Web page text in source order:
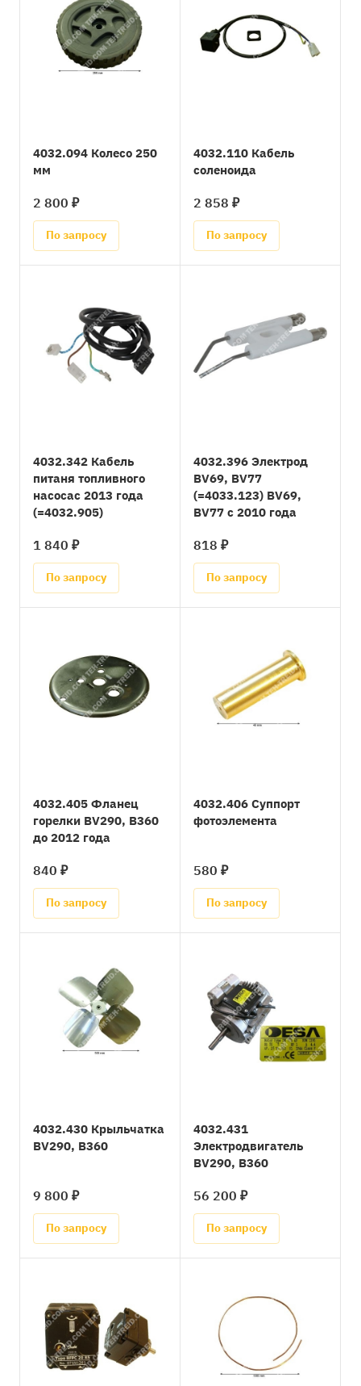
4032.094 Колесо 250
мм
2 800 ₽
По запросу
4032.110 Кабель
соленоида
2 858 ₽
По запросу
4032.342 Кабель
питаня топливного
насосас 2013 года
(=4032.905)
1 840 ₽
По запросу
4032.396 Электрод
BV69, BV77
(=4033.123) BV69,
BV77 с 2010 года
818 ₽
По запросу
4032.405 Фланец
горелки BV290, B360
до 2012 года
840 ₽
По запросу
4032.406 Суппорт
фотоэлемента
580 ₽
По запросу
4032.430 Крыльчатка
BV290, B360
9 800 ₽
По запросу
4032.431
Электродвигатель
BV290, B360
56 200 ₽
По запросу